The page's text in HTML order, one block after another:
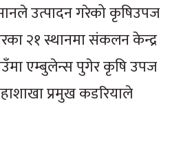
उत्पादन गरेको कृषिउपज
२१ स्थानमा संकलन केन्द्र
एम्बुलेन्स पुगेर कृषि उपज
प्रमुख कडरियाले